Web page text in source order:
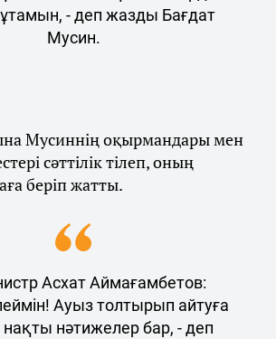
- деп жазды Бағдат
Мусин.
Мусиннің оқырмандары мен
сәттілік тілеп, оның
беріп жатты.
Асхат Аймағамбетов:
Ауыз толтырып айтуға
нәтижелер бар, - деп